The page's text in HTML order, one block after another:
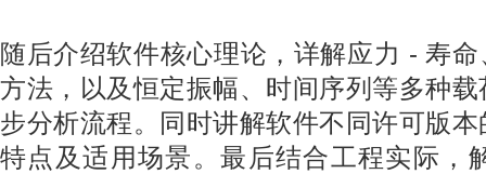
随后介绍软件核心理论，详解应力 - 寿
方法，以及恒定振幅、时间序列等多种
步分析流程。同时讲解软件不同许可版
特点及适用场景。最后结合工程实际，